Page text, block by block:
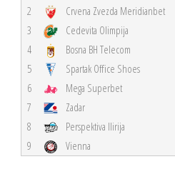
2
Crvena Zvezda Meridianbet
3
Cedevita Olimpija
4
Bosna BH Telecom
5
Spartak Office Shoes
6
Mega Superbet
7
Zadar
8
Perspektiva Ilirija
9
Vienna